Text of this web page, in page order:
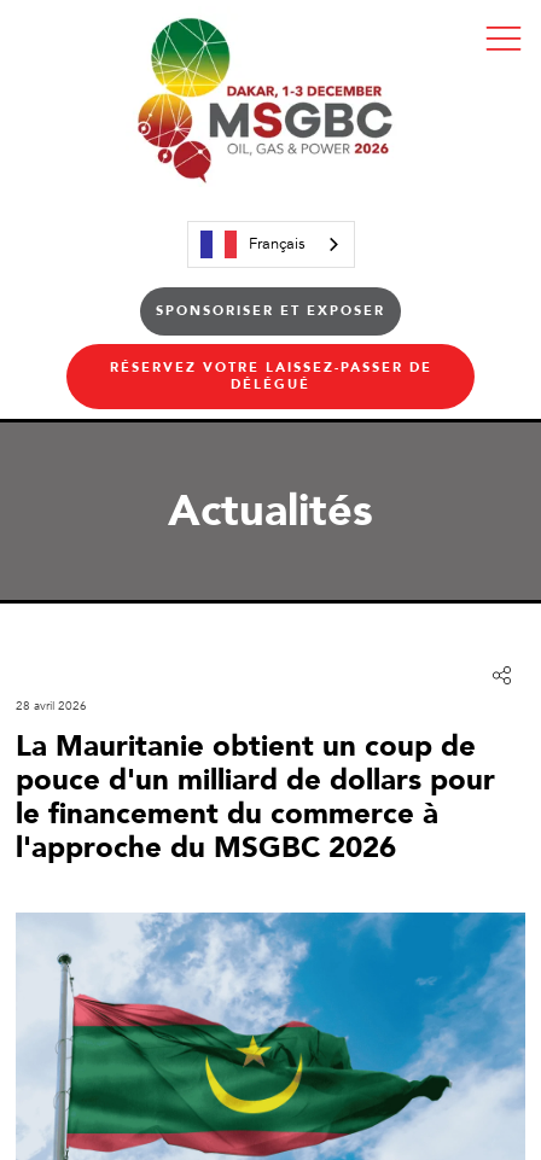
Français
SPONSORISER ET EXPOSER
RÉSERVEZ VOTRE LAISSEZ-PASSER DE
DÉLÉGUÉ
Actualités
28 avril 2026
La Mauritanie obtient un coup de
pouce d'un milliard de dollars pour
le financement du commerce à
l'approche du MSGBC 2026